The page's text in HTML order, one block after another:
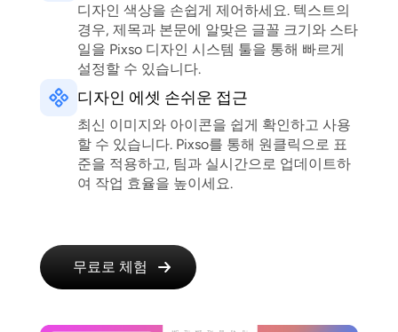
디자인 색상을 손쉽게 제어하세요. 텍스트의
경우, 제목과 본문에 알맞은 글꼴 크기와 스타
일을 Pixso 디자인 시스템 툴을 통해 빠르게
설정할 수 있습니다.
디자인 에셋 손쉬운 접근
최신 이미지와 아이콘을 쉽게 확인하고 사용
할 수 있습니다. Pixso를 통해 원클릭으로 표
준을 적용하고, 팀과 실시간으로 업데이트하
여 작업 효율을 높이세요.
무료로 체험